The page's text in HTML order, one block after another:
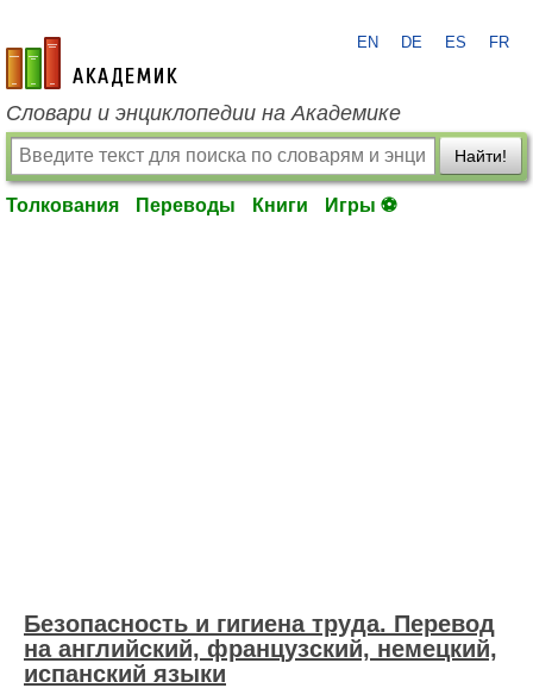
academic.ru
EN DE ES FR
Словари и энциклопедии на Академике
Найти!
Толкования Переводы Книги Игры ⚽
Безопасность и гигиена труда. Перевод
на английский, французский, немецкий,
испанский языки